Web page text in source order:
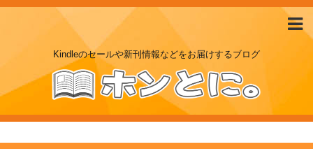
Kindleのセールや新刊情報などをお届けするブログ